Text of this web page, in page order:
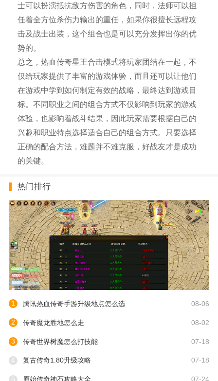
士可以扮演抵抗敌方伤害的角色，同时，法师可以担
任着全方位杀伤力输出的重任，如果你很擅长远程攻
击及战士出装，这个组合也是可以充分发挥出你的优
势的。
总之，热血传奇星王合击模式将玩家团结在一起，不
仅给玩家提供了丰富的游戏体验，而且还可以让他们
在游戏中学到如何制定有效的战略，最终达到游戏目
标。不同职业之间的组合方式不仅影响到玩家的游戏
体验，也影响着战斗结果，因此玩家需要根据自己的
兴趣和职业特点选择适合自己的组合方式。只要选择
正确的配合方法，难题并不难克服，好战友才是成功
的关键。
热门排行
1 腾讯热血传奇手游升级地点怎么选 08-06
2 传奇魔龙胜地怎么走 08-02
3 传奇世界树魔怎么打技能 07-18
4 复古传奇1.80升级攻略 07-18
5 原始传奇神石攻略大全 07-24